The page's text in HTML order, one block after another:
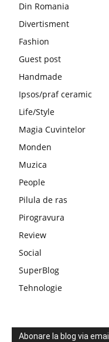
Din Romania
Divertisment
Fashion
Guest post
Handmade
Ipsos/praf ceramic
Life/Style
Magia Cuvintelor
Monden
Muzica
People
Pilula de ras
Pirogravura
Review
Social
SuperBlog
Tehnologie
Abonare la blog via email